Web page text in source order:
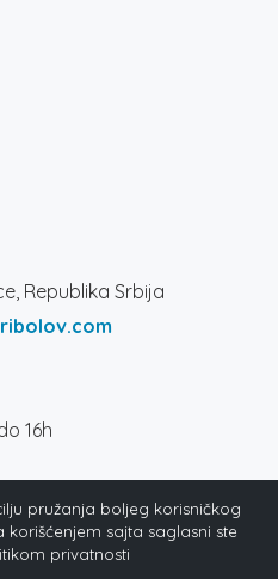
Republika Srbija
16h
pružanja boljeg korisničkog
korišćenjem sajta saglasni ste
privatnosti